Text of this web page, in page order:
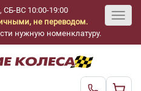
ВС 10:00-19:00
не переводом.
нужную номенклатуру.